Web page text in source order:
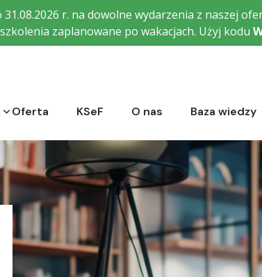
31.08.2026 r. na dowolne wydarzenia z naszej
zaplanowane po wakacjach. Użyj kodu
Oferta KSeF O nas Baza wiedzy